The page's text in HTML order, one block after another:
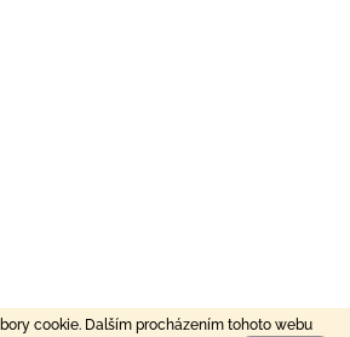
cookie. Dalším procházením tohoto webu